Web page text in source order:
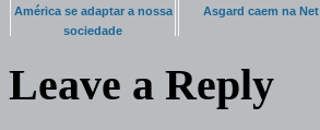
América se adaptar a nossa
sociedade
Asgard caem na Net
Leave a Reply